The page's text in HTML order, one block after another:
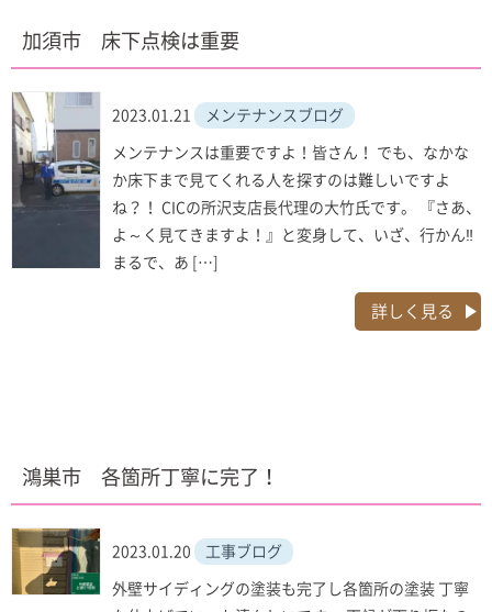
加須市 床下点検は重要
2023.01.21 メンテナンスブログ
メンテナンスは重要ですよ！皆さん！ でも、なかな
か床下まで見てくれる人を探すのは難しいですよ
ね？！ CICの所沢支店長代理の大竹氏です。 『さあ、
よ～く見てきますよ！』と変身して、いざ、行かん‼
まるで、あ […]
詳しく見る
鴻巣市 各箇所丁寧に完了！
2023.01.20 工事ブログ
外壁サイディングの塗装も完了し各箇所の塗装 丁寧